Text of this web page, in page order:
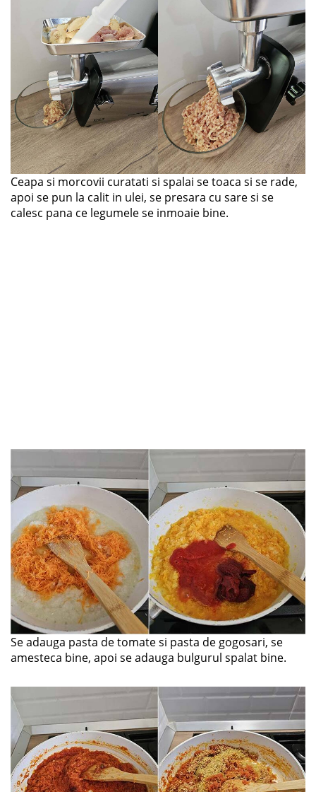
Ceapa si morcovii curatati si spalai se toaca si se rade,
apoi se pun la calit in ulei, se presara cu sare si se
calesc pana ce legumele se inmoaie bine.
Se adauga pasta de tomate si pasta de gogosari, se
amesteca bine, apoi se adauga bulgurul spalat bine.